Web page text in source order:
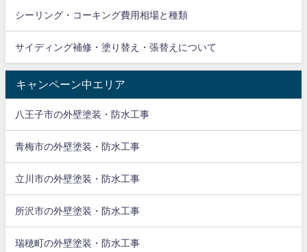
シーリング・コーキング費用相場と種類
サイディング補修・塗り替え・張替えについて
キャンペーン中エリア
八王子市の外壁塗装・防水工事
青梅市の外壁塗装・防水工事
立川市の外壁塗装・防水工事
所沢市の外壁塗装・防水工事
瑞穂町の外壁塗装・防水工事